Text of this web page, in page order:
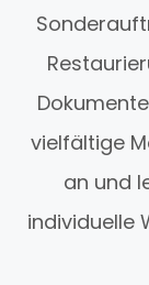
vielfältige
an und
individuelle